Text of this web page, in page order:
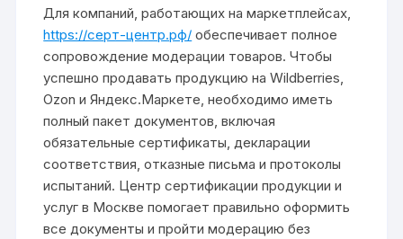
Для компаний, работающих на маркетплейсах,
https://серт-центр.рф/ обеспечивает полное
сопровождение модерации товаров. Чтобы
успешно продавать продукцию на Wildberries,
Ozon и Яндекс.Маркете, необходимо иметь
полный пакет документов, включая
обязательные сертификаты, декларации
соответствия, отказные письма и протоколы
испытаний. Центр сертификации продукции и
услуг в Москве помогает правильно оформить
все документы и пройти модерацию без